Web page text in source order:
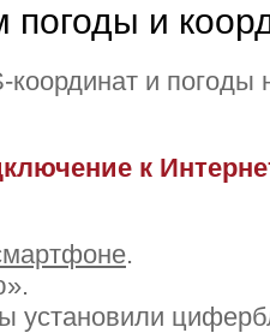
и
и погоды
к
.
установили